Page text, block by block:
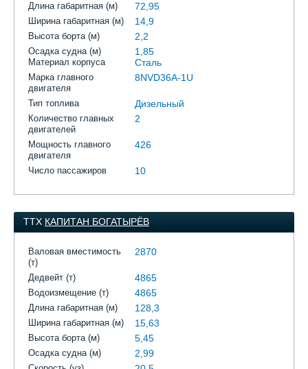
Длина габаритная (м) 72,95
Ширина габаритная (м) 14,9
Высота борта (м) 2,2
Осадка судна (м) 1,85
Материал корпуса Сталь
Марка главного
двигателя
8NVD36A-1U
Тип топлива Дизельный
Количество главных
двигателей
2
Мощность главного
двигателя
426
Число пассажиров 10
ТТХ КАПИТАН БОГАТЫРЁВ
Валовая вместимость
(т)
2870
Дедвейт (т) 4865
Водоизмещение (т) 4865
Длина габаритная (м) 128,3
Ширина габаритная (м) 15,63
Высота борта (м) 5,45
Осадка судна (м) 2,99